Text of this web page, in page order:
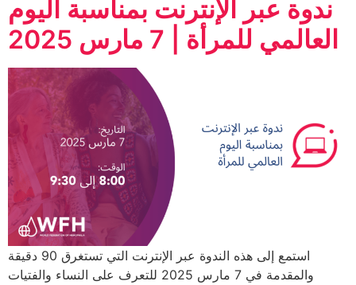
ندوة عبر الإنترنت بمناسبة اليوم
العالمي للمرأة | 7 مارس 2025
استمع إلى هذه الندوة عبر الإنترنت التي تستغرق 90 دقيقة
والمقدمة في 7 مارس 2025 للتعرف على النساء والفتيات